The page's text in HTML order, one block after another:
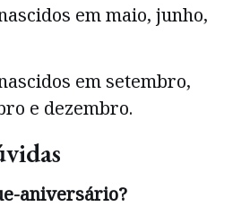
em maio, junho,
em setembro,
e dezembro.
aniversário?